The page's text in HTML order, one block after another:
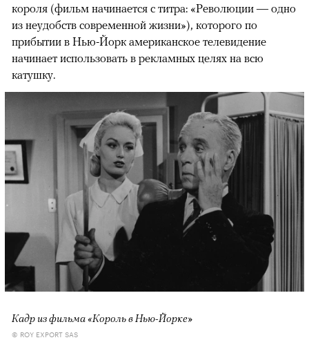
короля (фильм начинается с титра: «Революции — одно
из неудобств современной жизни»), которого по
прибытии в Нью-Йорк американское телевидение
начинает использовать в рекламных целях на всю
катушку.
Кадр из фильма «Король в Нью-Йорке»
© ROY EXPORT SAS